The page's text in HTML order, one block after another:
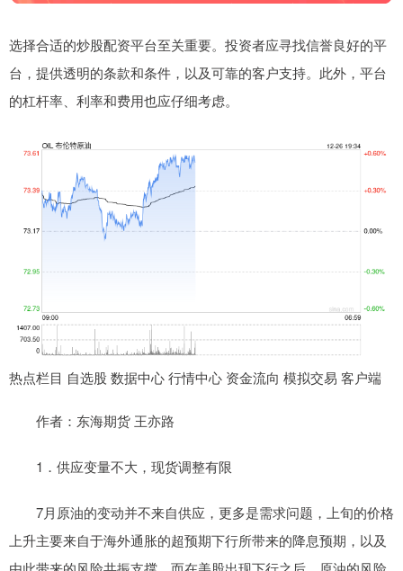
选择合适的炒股配资平台至关重要。投资者应寻找信誉良好的平
台，提供透明的条款和条件，以及可靠的客户支持。此外，平台
的杠杆率、利率和费用也应仔细考虑。
热点栏目 自选股 数据中心 行情中心 资金流向 模拟交易 客户端
作者：东海期货 王亦路
1．供应变量不大，现货调整有限
7月原油的变动并不来自供应，更多是需求问题，上旬的价格
上升主要来自于海外通胀的超预期下行所带来的降息预期，以及